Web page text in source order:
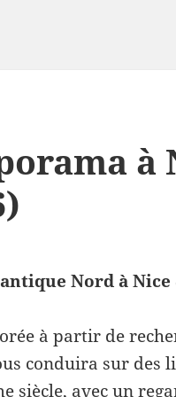
à
Nord à Nice
à partir de
conduira sur des
siècle, avec un